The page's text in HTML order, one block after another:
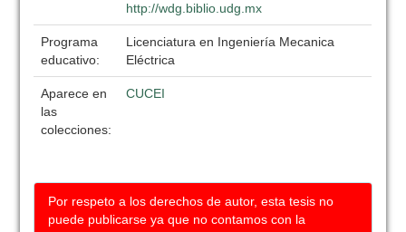
http://wdg.biblio.udg.mx
Programa
educativo:
Licenciatura en Ingeniería Mecanica
Eléctrica
Aparece en
las
colecciones:
CUCEI
Por respeto a los derechos de autor, esta tesis no
puede publicarse ya que no contamos con la